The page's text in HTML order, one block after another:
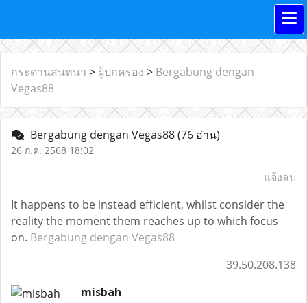
กระดานสนทนา > ผู้ปกครอง > Bergabung dengan
Vegas88
Bergabung dengan Vegas88(76 อ่าน)
26 ก.ค. 2568 18:02
แจ้งลบ
It happens to be instead efficient, whilst consider the
reality the moment them reaches up to which focus
on. Bergabung dengan Vegas88
39.50.208.138
misbah